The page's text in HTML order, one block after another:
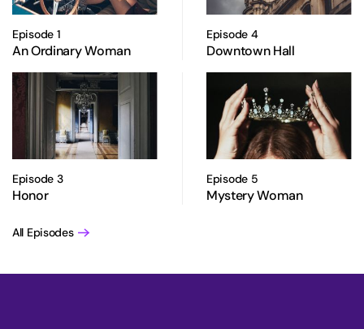
Episode 1
An Ordinary Woman
Episode 4
Downtown Hall
Episode 3
Honor
Episode 5
Mystery Woman
All Episodes